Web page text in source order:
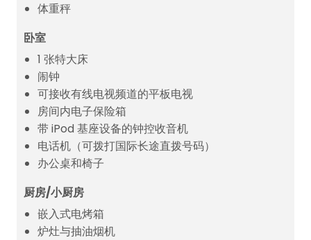
体重秤
卧室
1 张特大床
闹钟
可接收有线电视频道的平板电视
房间内电子保险箱
带 iPod 基座设备的钟控收音机
电话机（可拨打国际长途直拨号码）
办公桌和椅子
厨房/小厨房
嵌入式电烤箱
炉灶与抽油烟机